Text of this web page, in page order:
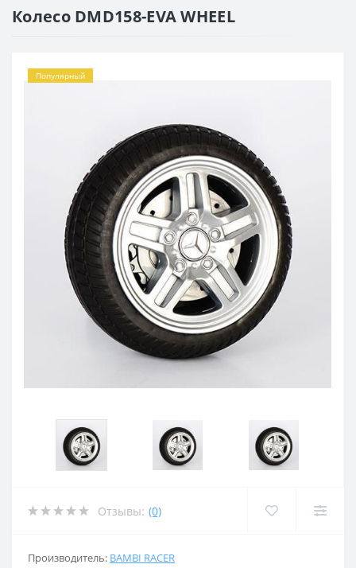
Колесо DMD158-EVA WHEEL
Популярный
Отзывы: (0)
Производитель: BAMBI RACER